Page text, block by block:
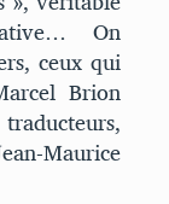
On
ceux qui
Brion
Maurice